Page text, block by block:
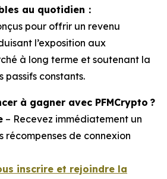
au quotidien：
pour offrir un revenu
l’exposition aux
à long terme et soutenant la
constants.
à gagner avec PFMCrypto ?
– Recevez immédiatement un
récompenses de connexion
inscrire et rejoindre la